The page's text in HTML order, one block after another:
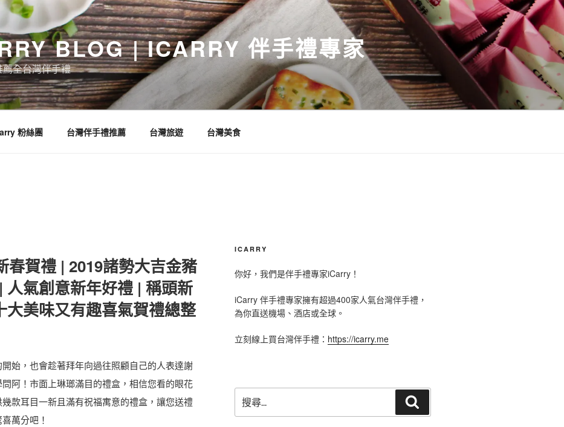
BLOG | ICARRY 伴手禮專家
全台灣伴手禮
粉絲團 台灣伴手禮推薦 台灣旅遊 台灣美食
春賀禮 | 2019諸勢大吉金豬
人氣創意新年好禮 | 稱頭新
大美味又有趣喜氣賀禮總整
始，也會趁著拜年向過往照顧自己的人表達謝
阿！市面上琳瑯滿目的禮盒，相信您看的眼花
款耳目一新且滿有祝福寓意的禮盒，讓您送禮
萬分吧！
ICARRY
你好，我們是伴手禮專家iCarry！
iCarry 伴手禮專家擁有超過400家人氣台灣伴手禮，
為你直送機場、酒店或全球。
立刻線上買台灣伴手禮： https://icarry.me
尋
關
尋